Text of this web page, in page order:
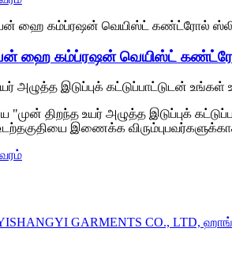
ஹை கம்ப்ரஷன் வெயிஸ்ட் கண்ட்ரோல்
அழுத்த இடுப்புக் கட்டுப்பாட்டுடன்
"முன் திறந்த உயர் அழுத்த இடுப்புக்
இணைக்க